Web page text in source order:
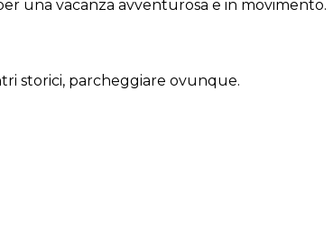
una vacanza avventurosa e in movimento.
storici, parcheggiare ovunque.